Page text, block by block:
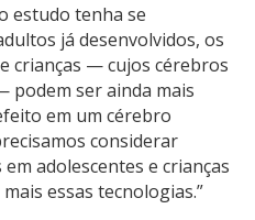
estudo tenha se
já desenvolvidos, os
crianças — cujos cérebros
podem ser ainda mais
em um cérebro
considerar
adolescentes e crianças
essas tecnologias.”